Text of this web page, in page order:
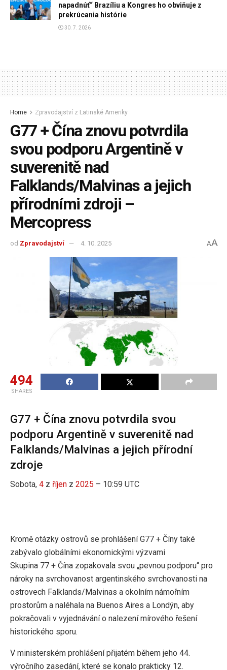
napadnúť“ Brazíliu a Kongres ho obviňuje z
prekrúcania histórie
30. 7. 2026
Home Zpravodajství z Latinské Ameriky
G77 + Čína znovu potvrdila
svou podporu Argentině v
suverenitě nad
Falklands/Malvinas a jejich
přírodními zdroji –
Mercopress
od Zpravodajství 4. 10. 2025 AA
494
SHARES
G77 + Čína znovu potvrdila svou
podporu Argentině v suverenitě nad
Falklands/Malvinas a jejich přírodní
zdroje
Sobota, 4 z říjen z 2025 – 10:59 UTC
Kromě otázky ostrovů se prohlášení G77 + Číny také
zabývalo globálními ekonomickými výzvami
Skupina 77 + Čína zopakovala svou „pevnou podporu“ pro
nároky na svrchovanost argentinského svrchovanosti na
ostrovech Falklands/Malvinas a okolním námořním
prostorům a naléhala na Buenos Aires a Londýn, aby
pokračovali v vyjednávání o nalezení mírového řešení
historického sporu.
V ministerském prohlášení přijatém během jeho 44.
výročního zasedání, které se konalo prakticky 12.